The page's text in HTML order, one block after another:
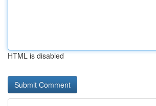
HTML is disabled